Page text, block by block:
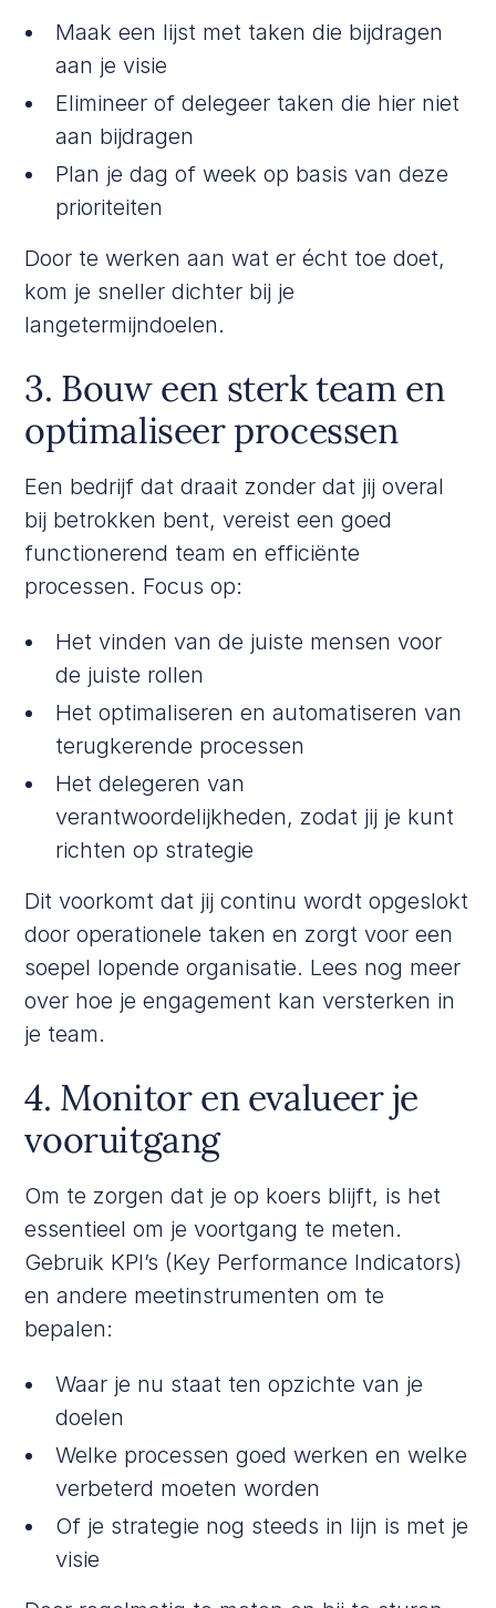
Maak een lijst met taken die bijdragen
aan je visie
Elimineer of delegeer taken die hier niet
aan bijdragen
Plan je dag of week op basis van deze
prioriteiten
Door te werken aan wat er écht toe doet,
kom je sneller dichter bij je
langetermijndoelen.
3. Bouw een sterk team en
optimaliseer processen
Een bedrijf dat draait zonder dat jij overal
bij betrokken bent, vereist een goed
functionerend team en efficiënte
processen. Focus op:
Het vinden van de juiste mensen voor
de juiste rollen
Het optimaliseren en automatiseren van
terugkerende processen
Het delegeren van
verantwoordelijkheden, zodat jij je kunt
richten op strategie
Dit voorkomt dat jij continu wordt opgeslokt
door operationele taken en zorgt voor een
soepel lopende organisatie. Lees nog meer
over hoe jeengagement kan versterken in
je team.
4. Monitor en evalueer je
vooruitgang
Om te zorgen dat je op koers blijft, is het
essentieel om je voortgang te meten.
Gebruik KPI’s (Key Performance Indicators)
en andere meetinstrumenten om te
bepalen:
Waar je nu staat ten opzichte van je
doelen
Welke processen goed werken en welke
verbeterd moeten worden
Of je strategie nog steeds in lijn is met je
visie